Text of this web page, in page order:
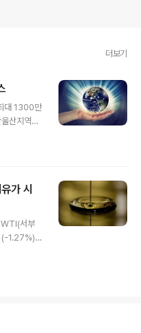
더보기
대 1300만
산지역본
하는 사
큰 설비
가 시
서부
(-1.27%)